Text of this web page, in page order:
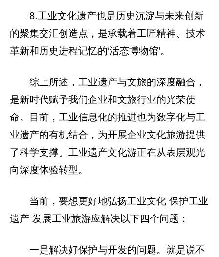
8.工业文化遗产也是历史沉淀与未来创新
的聚集交汇创造点，是承载着工匠精神、技术
革新和历史进程记忆的‘活态博物馆’。
综上所述，工业遗产与文旅的深度融合，
是新时代赋予我们企业和文旅行业的光荣使
命。目前，工业信息化的推进也为数字化与工
业遗产的有机结合，为开展企业文化旅游提供
了科学支撑。工业遗产文化游正在从表层观光
向深度体验转型。
当前，要想更好地弘扬工业文化 保护工业
遗产 发展工业旅游应解决以下四个问题：
一是解决好保护与开发的问题。就是说不